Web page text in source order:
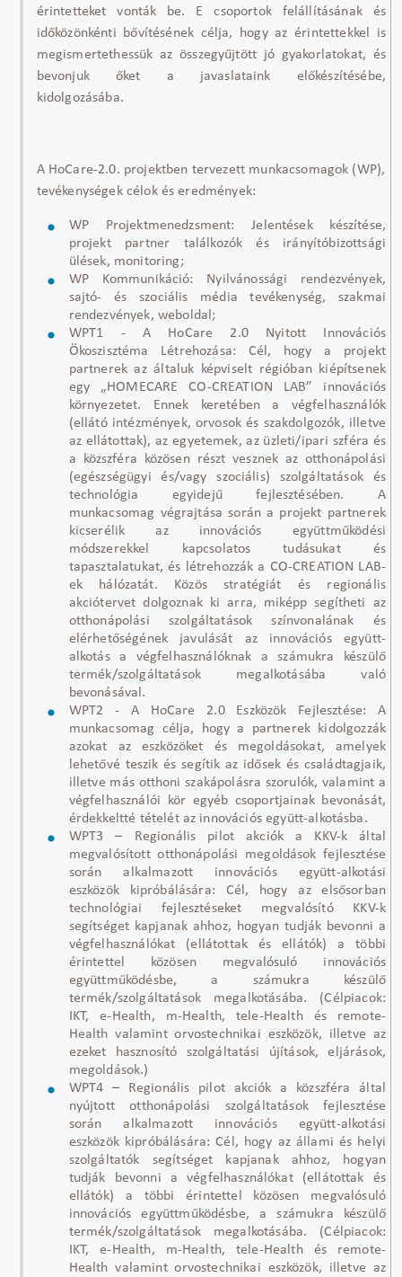
érintetteket vonták be. E csoportok felállításának és
időközönkénti bővítésének célja, hogy az érintettekkel is
megismertethessük az összegyűjtött jó gyakorlatokat, és
bevonjuk őket a javaslataink előkészítésébe,
kidolgozásába.
A HoCare-2.0. projektben tervezett munkacsomagok (WP),
tevékenységek célok és eredmények:
WP Projektmenedzsment: Jelentések készítése,
projekt partner találkozók és irányítóbizottsági
ülések, monitoring;
WP Kommunikáció: Nyilvánossági rendezvények,
sajtó- és szociális média tevékenység, szakmai
rendezvények, weboldal;
WPT1 - A HoCare 2.0 Nyitott Innovációs
Ökoszisztéma Létrehozása: Cél, hogy a projekt
partnerek az általuk képviselt régióban kiépítsenek
egy „HOMECARE CO-CREATION LAB” innovációs
környezetet. Ennek keretében a végfelhasználók
(ellátó intézmények, orvosok és szakdolgozók, illetve
az ellátottak), az egyetemek, az üzleti/ipari szféra és
a közszféra közösen részt vesznek az otthonápolási
(egészségügyi és/vagy szociális) szolgáltatások és
technológia egyidejű fejlesztésében. A
munkacsomag végrajtása során a projekt partnerek
kicserélik az innovációs együttműködési
módszerekkel kapcsolatos tudásukat és
tapasztalatukat, és létrehozzák a CO-CREATION LAB-
ek hálózatát. Közös stratégiát és regionális
akciótervet dolgoznak ki arra, miképp segítheti az
otthonápolási szolgáltatások színvonalának és
elérhetőségének javulását az innovációs együtt-
alkotás a végfelhasználóknak a számukra készülő
termék/szolgáltatások megalkotásába való
bevonásával.
WPT2 - A HoCare 2.0 Eszközök Fejlesztése: A
munkacsomag célja, hogy a partnerek kidolgozzák
azokat az eszközöket és megoldásokat, amelyek
lehetővé teszik és segítik az idősek és családtagjaik,
illetve más otthoni szakápolásra szorulók, valamint a
végfelhasználói kör egyéb csoportjainak bevonását,
érdekkeltté tételét az innovációs együtt-alkotásba.
WPT3 – Regionális pilot akciók a KKV-k által
megvalósított otthonápolási megoldások fejlesztése
során alkalmazott innovációs együtt-alkotási
eszközök kipróbálására: Cél, hogy az elsősorban
technológiai fejlesztéseket megvalósító KKV-k
segítséget kapjanak ahhoz, hogyan tudják bevonni a
végfelhasználókat (ellátottak és ellátók) a többi
érintettel közösen megvalósuló innovációs
együttműködésbe, a számukra készülő
termék/szolgáltatások megalkotásába. (Célpiacok:
IKT, e-Health, m-Health, tele-Health és remote-
Health valamint orvostechnikai eszközök, illetve az
ezeket hasznosító szolgáltatási újítások, eljárások,
megoldások.)
WPT4 – Regionális pilot akciók a közszféra által
nyújtott otthonápolási szolgáltatások fejlesztése
során alkalmazott innovációs együtt-alkotási
eszközök kipróbálására: Cél, hogy az állami és helyi
szolgáltatók segítséget kapjanak ahhoz, hogyan
tudják bevonni a végfelhasználókat (ellátottak és
ellátók) a többi érintettel közösen megvalósuló
innovációs együttműködésbe, a számukra készülő
termék/szolgáltatások megalkotásába. (Célpiacok:
IKT, e-Health, m-Health, tele-Health és remote-
Health valamint orvostechnikai eszközök, illetve az